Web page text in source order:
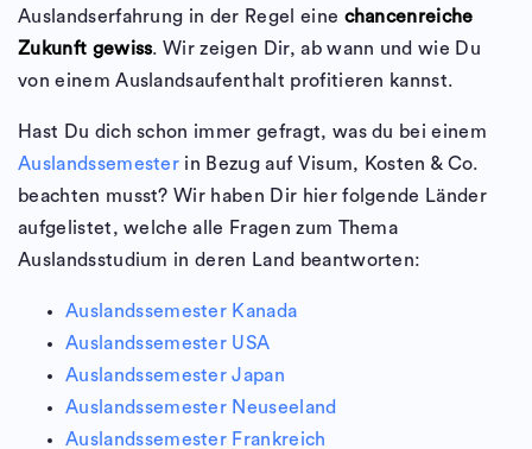
Auslandserfahrung in der Regel eine chancenreiche
Zukunft gewiss. Wir zeigen Dir, ab wann und wie Du
von einem Auslandsaufenthalt profitieren kannst.
Hast Du dich schon immer gefragt, was du bei einem
Auslandssemester in Bezug auf Visum, Kosten & Co.
beachten musst? Wir haben Dir hier folgende Länder
aufgelistet, welche alle Fragen zum Thema
Auslandsstudium in deren Land beantworten:
Auslandssemester Kanada
Auslandssemester USA
Auslandssemester Japan
Auslandssemester Neuseeland
Auslandssemester Frankreich